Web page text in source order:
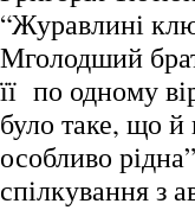
“Журавлині
Мголодший
її по одному
було таке, що й
особливо
спілкування з